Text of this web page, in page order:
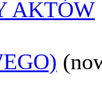
AKTÓW